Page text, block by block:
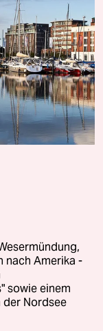
nach Amerika -
sowie einem
der Nordsee